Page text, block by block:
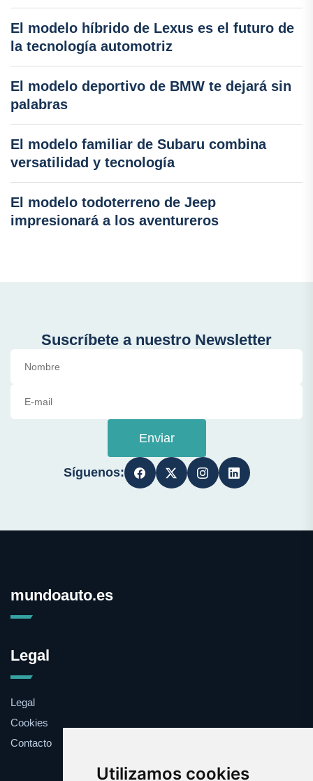
Utilizamos cookies
El modelo híbrido de Lexus es el futuro de
la tecnología automotriz
El modelo deportivo de BMW te dejará sin
palabras
El modelo familiar de Subaru combina
versatilidad y tecnología
El modelo todoterreno de Jeep
impresionará a los aventureros
Suscríbete a nuestro Newsletter
Enviar
Síguenos:
mundoauto.es
Legal
Legal
Cookies
Contacto